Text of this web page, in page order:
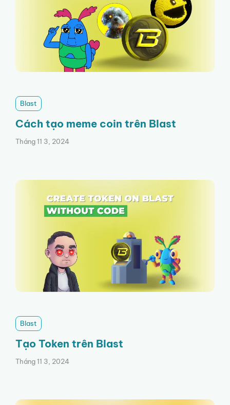
Blast
Cách tạo meme coin trên Blast
Tháng 11 3, 2024
Blast
Tạo Token trên Blast
Tháng 11 3, 2024